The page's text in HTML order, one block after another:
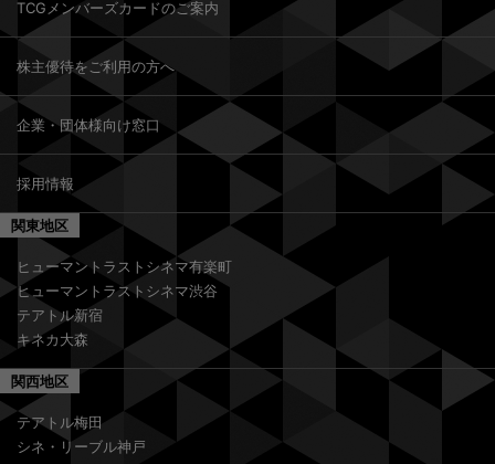
TCGメンバーズカードのご案内
株主優待をご利用の方へ
企業・団体様向け窓口
採用情報
関東地区
ヒューマントラストシネマ有楽町
ヒューマントラストシネマ渋谷
テアトル新宿
キネカ大森
関西地区
テアトル梅田
シネ・リーブル神戸